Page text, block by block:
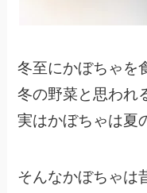
冬至にかぼちゃを
冬の野菜と思われ
実はかぼちゃは夏
そんなかぼちゃは